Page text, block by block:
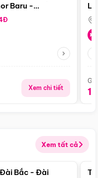
Baru -
Xem chi tiết
Xem tất cả
Điểm nổi bật
Bắc - Đài